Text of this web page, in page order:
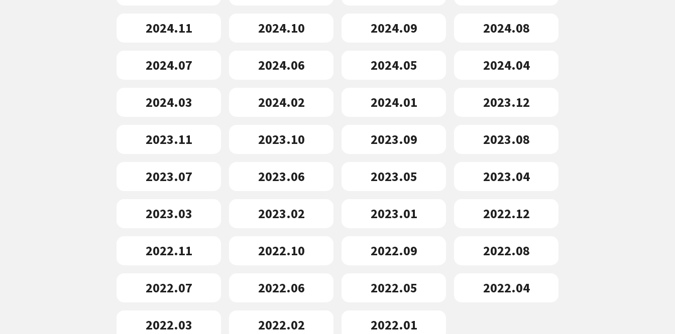
2024.11 2024.10 2024.09 2024.08
2024.07 2024.06 2024.05 2024.04
2024.03 2024.02 2024.01 2023.12
2023.11 2023.10 2023.09 2023.08
2023.07 2023.06 2023.05 2023.04
2023.03 2023.02 2023.01 2022.12
2022.11 2022.10 2022.09 2022.08
2022.07 2022.06 2022.05 2022.04
2022.03 2022.02 2022.01